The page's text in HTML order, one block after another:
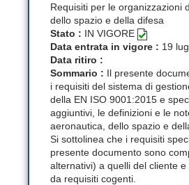
Requisiti per le organizzazioni
dello spazio e della difesa
Stato : IN VIGORE
Data entrata in vigore : 19
Data ritiro :
Sommario : Il presente
i requisiti del sistema di
della EN ISO 9001:2015 e
aggiuntivi, le definizioni e le
aeronautica, dello spazio e
Si sottolinea che i requisiti
presente documento sono
alternativi) a quelli del cliente
da requisiti cogenti.